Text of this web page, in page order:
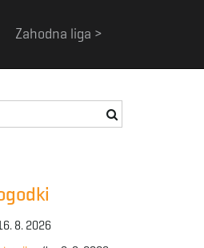
Zahodna liga >
8. 2026